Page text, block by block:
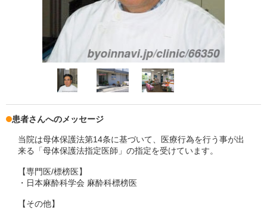
患者さんへのメッセージ
当院は母体保護法第14条に基づいて、医療行為を行う事が出
来る「母体保護法指定医師」の指定を受けています。
【専門医/標榜医】
・日本麻酔科学会 麻酔科標榜医
【その他】